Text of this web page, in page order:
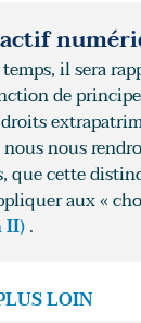
il sera
de
nous nous
que cette
aux «
II).
LOIN